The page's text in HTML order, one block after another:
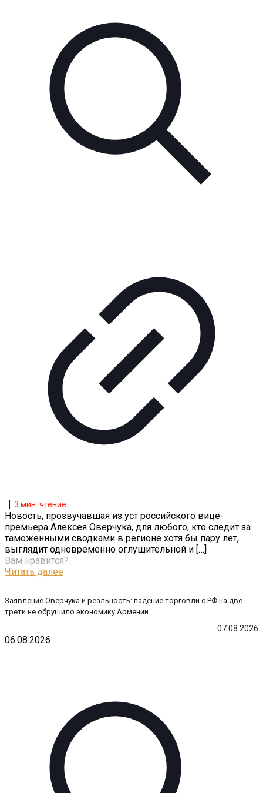
07.08.2026
Заявление Оверчука и реальность: падение торговли с РФ на две
трети не обрушило экономику Армении
3 мин. чтение
Новость, прозвучавшая из уст российского вице-
премьера Алексея Оверчука, для любого, кто следит за
таможенными сводками в регионе хотя бы пару лет,
выглядит одновременно оглушительной и […]
Вам нравится?
Читать далее
06.08.2026